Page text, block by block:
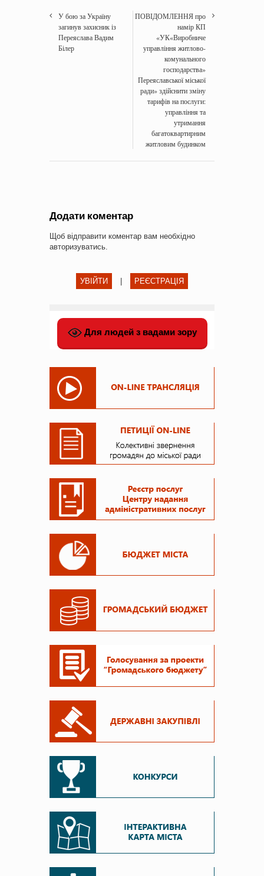
У бою за Україну
загинув захисник із
Переяслава Вадим
Білер
ПОВІДОМЛЕННЯ про
намір КП
«УК«Виробниче
управління житлово-
комунального
господарства»
Переяславської міської
ради» здійснити зміну
тарифів на послуги:
управління та
утримання
багатоквартирним
житловим будинком
Додати коментар
Щоб відправити коментар вам необхідно
авторизуватись
УВІЙТИ | РЕЄСТРАЦІЯ
Для людей з вадами зору